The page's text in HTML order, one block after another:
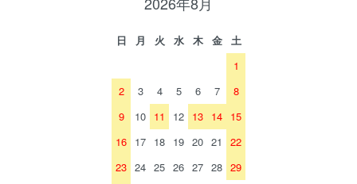
日 月 火 水 木 金
土
1
2
3 4 5 6 7
8
9
10 11 12 13 14 15
16 17 18 19 20 21
22
23 24 25 26 27 28 29